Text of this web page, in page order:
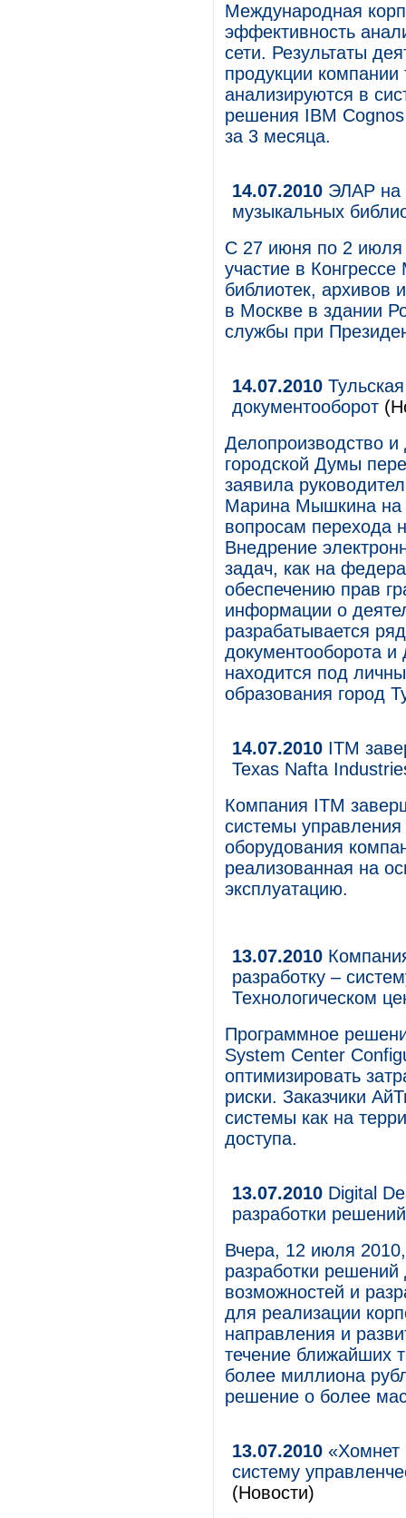
Международная
эффективность
сети. Результаты
продукции
анализируются в
решения IBM
за 3 месяца.
14.07.2010 ЭЛАР на
музыкальных
С 27 июня по 2 июля
участие в
библиотек,
в Москве в здании
службы при
14.07.2010
документооборот
Делопроизводство и
городской Думы
заявила
Марина Мышкина на
вопросам перехода
Внедрение
задач, как на
обеспечению прав
информации о
разрабатывается
документооборота и
находится под
образования город
14.07.2010 ITM
Texas Nafta
Компания ITM
системы
оборудования
реализованная на
эксплуатацию.
13.07.2010
разработку –
Технологическом
Программное
System Center
оптимизировать
риски. Заказчики
системы как на
доступа.
13.07.2010 Digital
разработки
Вчера, 12 июля
разработки
возможностей и
для реализации
направления и
течение ближайших
более миллиона
решение о более
13.07.2010 «Хомнет
систему
(Новости)